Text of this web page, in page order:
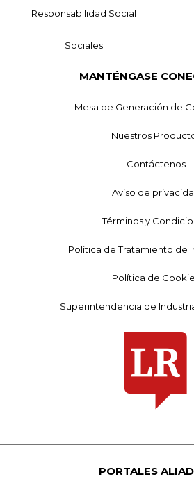
Responsabilidad Social
Sociales
MANTÉNGASE
Mesa de Generación de
Nuestros
Contáctenos
Aviso de
Términos y
Política de Tratamiento de
Política de
Superintendencia de
PORTALES